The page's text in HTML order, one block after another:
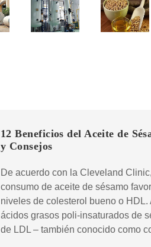
12 Beneficios del Aceite de
y Consejos
De acuerdo con la Cleveland
consumo de aceite de sésamo
niveles de colesterol bueno o HDL.
ácidos grasos poli-insaturados de
de LDL – también conocido como